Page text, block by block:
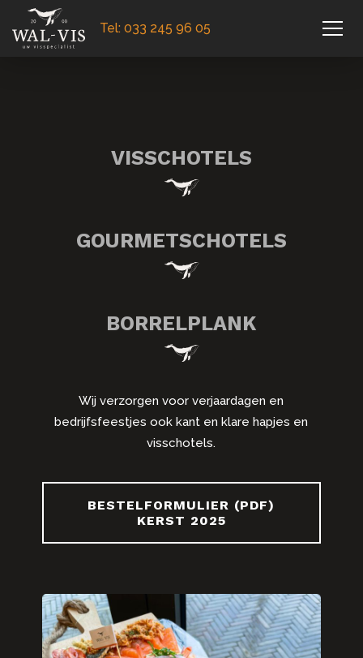
Tel: 033 245 96 05
VISSCHOTELS
GOURMETSCHOTELS
BORRELPLANK
Wij verzorgen voor verjaardagen en
bedrijfsfeestjes ook kant en klare hapjes en
visschotels.
BESTELFORMULIER (PDF)
KERST 2025